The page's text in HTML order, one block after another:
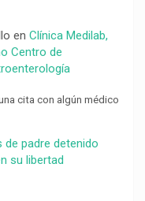
en Clínica Medilab,
Centro de
cita con algún médico
de padre detenido
su libertad